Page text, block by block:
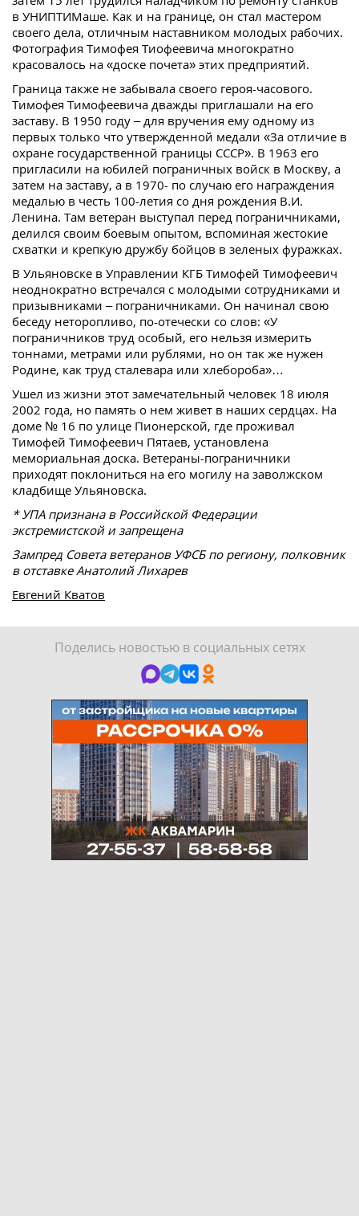
в УНИПТИМаше. Как и на границе, он стал мастером
своего дела, отличным наставником молодых рабочих.
Фотография Тимофея Тиофеевича многократно
красовалось на «доске почета» этих предприятий.
Граница также не забывала своего героя-часового.
Тимофея Тимофеевича дважды приглашали на его
заставу. В 1950 году – для вручения ему одному из
первых только что утвержденной медали «За отличие в
охране государственной границы СССР». В 1963 его
пригласили на юбилей пограничных войск в Москву, а
затем на заставу, а в 1970- по случаю его награждения
медалью в честь 100-летия со дня рождения В.И.
Ленина. Там ветеран выступал перед пограничниками,
делился своим боевым опытом, вспоминая жестокие
схватки и крепкую дружбу бойцов в зеленых фуражках.
В Ульяновске в Управлении КГБ Тимофей Тимофеевич
неоднократно встречался с молодыми сотрудниками и
призывниками – пограничниками. Он начинал свою
беседу неторопливо, по-отечески со слов: «У
пограничников труд особый, его нельзя измерить
тоннами, метрами или рублями, но он так же нужен
Родине, как труд сталевара или хлебороба»…
Ушел из жизни этот замечательный человек 18 июля
2002 года, но память о нем живет в наших сердцах. На
доме № 16 по улице Пионерской, где проживал
Тимофей Тимофеевич Пятаев, установлена
мемориальная доска. Ветераны-пограничники
приходят поклониться на его могилу на заволжском
кладбище Ульяновска.
* УПА признана в Российской Федерации
экстремистской и запрещена
Зампред Совета ветеранов УФСБ по региону, полковник
в отставке Анатолий Лихарев
Евгений Кватов
Поделись новостью в социальных сетях